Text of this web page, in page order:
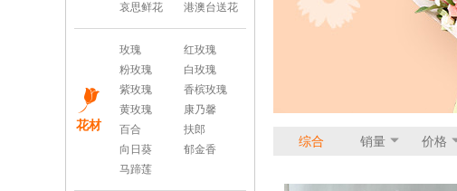
综合 销量 价格
哀思鲜花
港澳台送花
花材
玫瑰
红玫瑰
粉玫瑰
白玫瑰
紫玫瑰
香槟玫瑰
黄玫瑰
康乃馨
百合
扶郎
向日葵
郁金香
马蹄莲